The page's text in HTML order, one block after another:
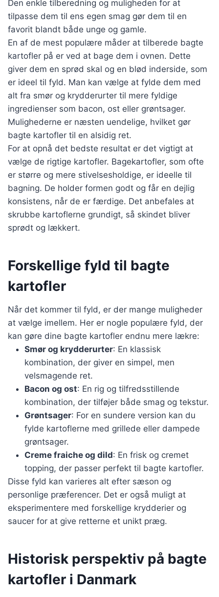
Den enkle tilberedning og muligheden for at
tilpasse dem til ens egen smag gør dem til en
favorit blandt både unge og gamle.
En af de mest populære måder at tilberede bagte
kartofler på er ved at bage dem i ovnen. Dette
giver dem en sprød skal og en blød inderside, som
er ideel til fyld. Man kan vælge at fylde dem med
alt fra smør og krydderurter til mere fyldige
ingredienser som bacon, ost eller grøntsager.
Mulighederne er næsten uendelige, hvilket gør
bagte kartofler til en alsidig ret.
For at opnå det bedste resultat er det vigtigt at
vælge de rigtige kartofler. Bagekartofler, som ofte
er større og mere stivelsesholdige, er ideelle til
bagning. De holder formen godt og får en dejlig
konsistens, når de er færdige. Det anbefales at
skrubbe kartoflerne grundigt, så skindet bliver
sprødt og lækkert.
Forskellige fyld til bagte
kartofler
Når det kommer til fyld, er der mange muligheder
at vælge imellem. Her er nogle populære fyld, der
kan gøre dine bagte kartofler endnu mere lækre:
Smør og krydderurter: En klassisk
kombination, der giver en simpel, men
velsmagende ret.
Bacon og ost: En rig og tilfredsstillende
kombination, der tilføjer både smag og tekstur.
Grøntsager: For en sundere version kan du
fylde kartoflerne med grillede eller dampede
grøntsager.
Creme fraiche og dild: En frisk og cremet
topping, der passer perfekt til bagte kartofler.
Disse fyld kan varieres alt efter sæson og
personlige præferencer. Det er også muligt at
eksperimentere med forskellige krydderier og
saucer for at give retterne et unikt præg.
Historisk perspektiv på bagte
kartofler i Danmark